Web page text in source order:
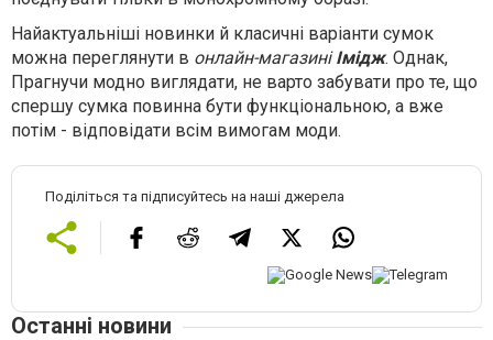
Найактуальніші новинки й класичні варіанти сумок
можна переглянути в онлайн-магазиніІмідж. Однак,
Прагнучи модно виглядати, не варто забувати про те, що
спершу сумка повинна бути функціональною, а вже
потім - відповідати всім вимогам моди.
Поділіться та підписуйтесь на наші джерела
Останні новини